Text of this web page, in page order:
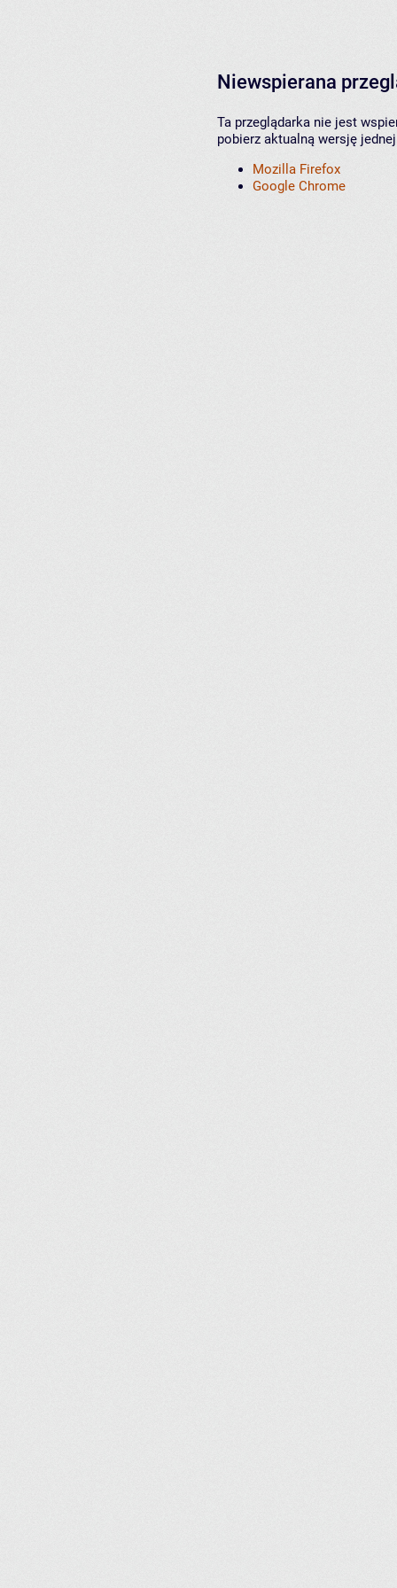
Niewspierana
Ta przeglądarka nie jest
pobierz aktualną wersję
Mozilla Firefox
Google Chrome